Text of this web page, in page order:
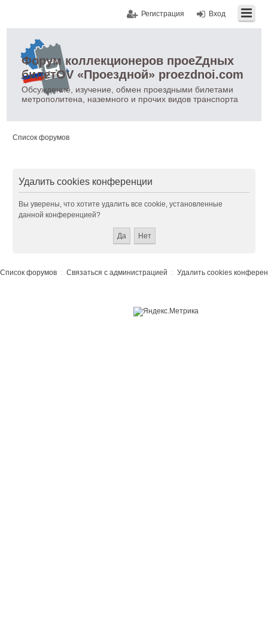
Вход
Регистрация
Форум коллекционеров проеZдных
билетOV «Проездной» proezdnoi.com
Обсуждение, изучение, обмен проездными билетами
метрополитена, наземного и прочих видов транспорта
Список форумов
Удалить cookies конференции
Вы уверены, что хотите удалить все cookie, установленные
данной конференцией?
Список форумов Связаться с администрацией Удалить cookies